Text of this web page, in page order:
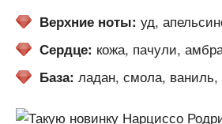
Верхние ноты: уд,
Сердце: кожа, пачули,
База: ладан, смола, ваниль,